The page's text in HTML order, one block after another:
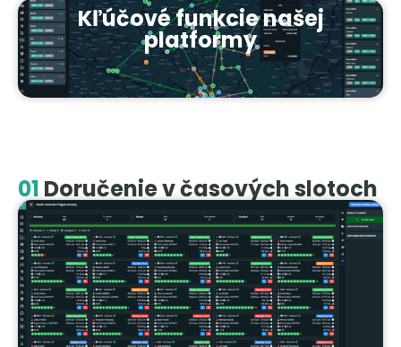
Kľúčové funkcie našej
platformy
01 Doručenie v časových slotoch